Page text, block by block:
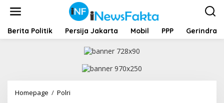
t
Berita Politik Persija Jakarta Mobil PPP Gerindra
Homepage / Polri